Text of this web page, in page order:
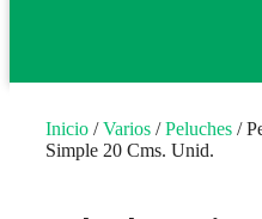
Inicio /Varios /Peluches /
Simple 20 Cms. Unid.